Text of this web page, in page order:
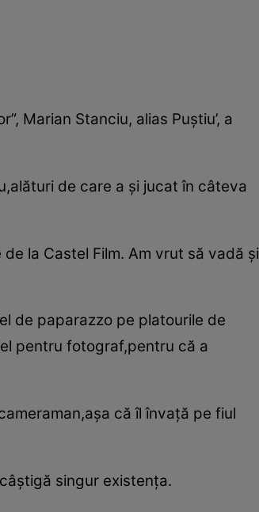
Marian Stanciu, alias Puştiu’, a
de care a şi jucat în câteva
la Castel Film. Am vrut să vadă şi
de paparazzo pe platourile de
pentru fotograf,pentru că a
că îl învaţă pe fiul
singur existenţa.